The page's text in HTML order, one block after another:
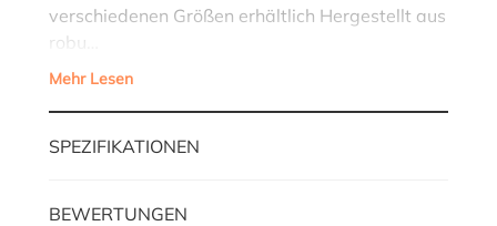
verschiedenen Größen erhältlich Hergestellt aus
robu…
Mehr Lesen
SPEZIFIKATIONEN
BEWERTUNGEN